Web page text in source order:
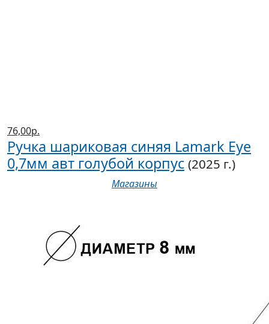
76,00р.
Ручка шариковая синяя Lamark Eye
0,7мм авт голубой корпус (2025 г.)
Магазины